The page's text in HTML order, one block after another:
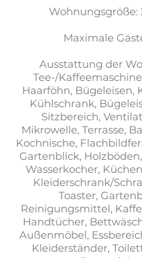
Wohnungsgröße:
Maximale
Ausstattung der
Tee-/
Haarföhn, Bügeleisen,
Kühlschrank,
Sitzbereich,
Mikrowelle, Terrasse,
Kochnische,
Gartenblick,
Wasserkocher,
Kleiderschrank/
Toaster,
Reinigungsmittel,
Handtücher,
Außenmöbel,
Kleiderständer,
Brettspiele .